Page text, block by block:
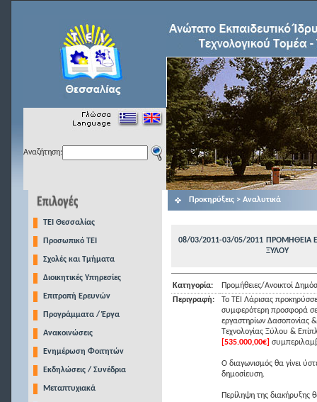
Αναζήτηση:
TEI Θεσσαλίας
Προσωπικό ΤΕΙ
Σχολές και Τμήματα
Διοικητικές Υπηρεσίες
Επιτροπή Ερευνών
Προγράμματα / Έργα
Ανακοινώσεις
Ενημέρωση Φοιτητών
Εκδηλώσεις / Συνέδρια
Μεταπτυχιακά
Προκηρύξεις > Αναλυτικά
08/03/2011-03/05/2011 ΠΡΟΜΗΘΕΙΑ
ΞΥΛΟΥ
Κατηγορία:
Προμήθειες/Ανοικτοί
Περιγραφή:
Το ΤΕΙ Λάρισας
συμφερότερη προσφορά σε
εργαστηρίων Δασοπονίας
Τεχνολογίας Ξύλου &
[535.000,00€]
Ο διαγωνισμός θα γίνει
δημοσίευση.
Περίληψη της διακήρυξης